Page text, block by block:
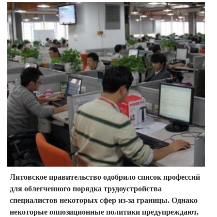
Литовское правительство одобрило список профессий
для облегченного порядка трудоустройства
специалистов некоторых сфер из-за границы. Однако
некоторые оппозиционные политики предупреждают,